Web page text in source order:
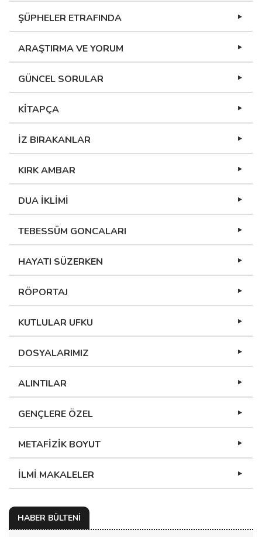
ŞÜPHELER ETRAFINDA
ARAŞTIRMA VE YORUM
GÜNCEL SORULAR
KİTAPÇA
İZ BIRAKANLAR
KIRK AMBAR
DUA İKLİMİ
TEBESSÜM GONCALARI
HAYATI SÜZERKEN
RÖPORTAJ
KUTLULAR UFKU
DOSYALARIMIZ
ALINTILAR
GENÇLERE ÖZEL
METAFİZİK BOYUT
İLMİ MAKALELER
HABER BÜLTENİ